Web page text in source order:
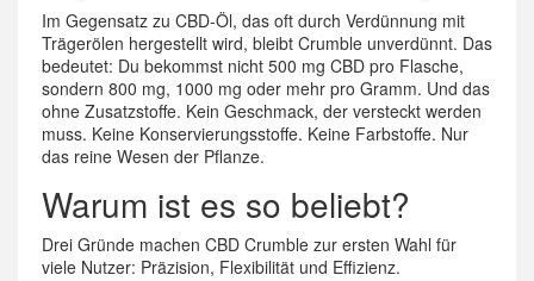
Im Gegensatz zu CBD-Öl, das oft durch Verdünnung mit
Trägerölen hergestellt wird, bleibt Crumble unverdünnt. Das
bedeutet: Du bekommst nicht 500 mg CBD pro Flasche,
sondern 800 mg, 1000 mg oder mehr pro Gramm. Und das
ohne Zusatzstoffe. Kein Geschmack, der versteckt werden
muss. Keine Konservierungsstoffe. Keine Farbstoffe. Nur
das reine Wesen der Pflanze.
Warum ist es so beliebt?
Drei Gründe machen CBD Crumble zur ersten Wahl für
viele Nutzer: Präzision, Flexibilität und Effizienz.